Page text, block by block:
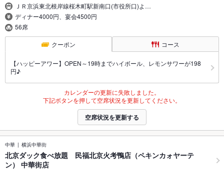
ＪＲ京浜東北根岸線桜木町駅新南口(市役所口)よ…
ディナー4000円、宴会4500円
56席
クーポン コース
【ハッピーアワー】OPEN～19時までハイボール、レモンサワーが198
円♪
カレンダーの更新に失敗しました。
下記ボタンを押して空席状況を更新してください。
空席状況を更新する
中華 横浜中華街
北京ダック食べ放題 民福北京火考鴨店（ペキンカォヤーテ
ン） 中華街店